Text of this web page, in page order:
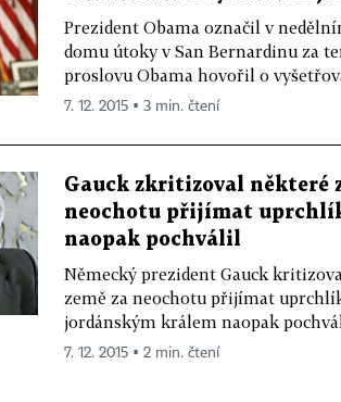
Prezident Obama označil v
domu útoky v San Bernardinu za
proslovu Obama hovořil o
7. 12. 2015 ▪ 3 min. čtení
Gauck zkritizoval některé
neochotu přijímat
naopak pochválil
Německý prezident Gauck
země za neochotu přijímat
jordánským králem naopak
7. 12. 2015 ▪ 2 min. čtení